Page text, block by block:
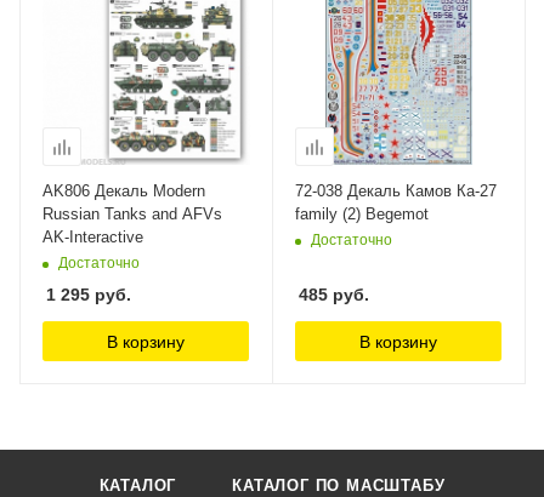
AK806 Декаль Modern
Russian Tanks and AFVs
AK-Interactive
Достаточно
1 295 руб.
В корзину
72-038 Декаль Камов Ка-27
family (2) Begemot
Достаточно
485 руб.
В корзину
КАТАЛОГ КАТАЛОГ ПО МАСШТАБУ